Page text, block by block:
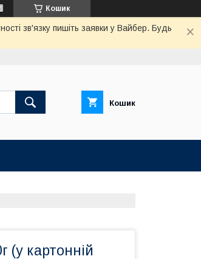
Кошик
зв'язку пишіть заявки у Вайбер. Будь
Кошик
(у картонній